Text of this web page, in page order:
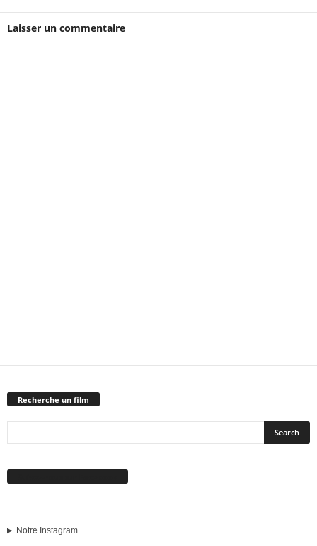
Laisser un commentaire
Recherche un film
Notre Instagram